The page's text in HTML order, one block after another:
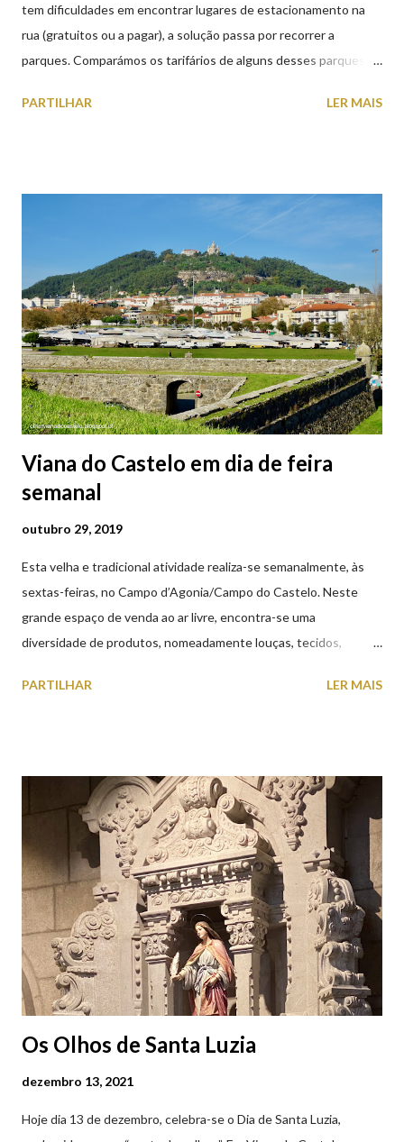
tem dificuldades em encontrar lugares de estacionamento na
rua (gratuitos ou a pagar), a solução passa por recorrer a
parques. Comparámos os tarifários de alguns desses parques de
subterrâneos) perto do centro da cidade (entenda-se por
subterrâneos. O Parque da Estação Viana Shopping é grátis de
2ª a 5ª feira a partir das 20:00 (DIAS ÚTEIS)
PARTILHAR LER MAIS
Viana do Castelo em dia de feira
semanal
outubro 29, 2019
Esta velha e tradicional atividade realiza-se semanalmente, às
sextas-feiras, no Campo d’Agonia/Campo do Castelo. Neste
grande espaço de venda ao ar livre, encontra-se uma
diversidade de produtos, nomeadamente louças, tecidos,
cobres entre muitos outros. Horário de funcionamento | Verão
(2019.10.25) Feira Semanal em Viana do Castelo (2019.10.25)
Feira Semanal em Viana do Castelo (2019.10.25) Feira Semanal
em Viana do Castelo (2019.10.25) Feira Semanal em Viana do
Castelo (2019.10.25) Feira Semanal em Viana do Castelo
(2019.10.25)
PARTILHAR LER MAIS
Os Olhos de Santa Luzia
dezembro 13, 2021
Hoje dia 13 de dezembro, celebra-se o Dia de Santa Luzia,